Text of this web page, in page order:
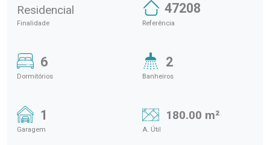
Residencial
Finalidade
47208
Referência
6
Dormitórios
2
Banheiros
1
Garagem
180.00 m²
A. Útil